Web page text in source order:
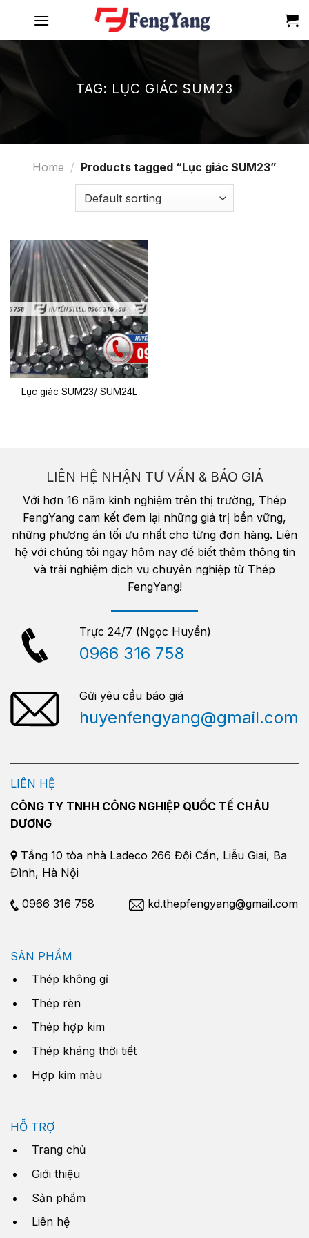
content
TAG: LỤC GIÁC SUM23
Home / Products tagged “Lục giác SUM23”
Lục giác SUM23/ SUM24L
LIÊN HỆ NHẬN TƯ VẤN & BÁO GIÁ
Với hơn 16 năm kinh nghiệm trên thị trường, Thép
FengYang cam kết đem lại những giá trị bền vững,
những phương án tối ưu nhất cho từng đơn hàng. Liên
hệ với chúng tôi ngay hôm nay để biết thêm thông tin
và trải nghiệm dịch vụ chuyên nghiệp từ Thép
FengYang!
Trực 24/7 (Ngọc Huyền)
0966 316 758
Gửi yêu cầu báo giá
huyenfengyang@gmail.com
LIÊN HỆ
CÔNG TY TNHH CÔNG NGHIỆP QUỐC TẾ CHÂU
DƯƠNG
Tầng 10 tòa nhà Ladeco 266 Đội Cấn, Liễu Giai, Ba
Đình, Hà Nội
0966 316 758 kd.thepfengyang@gmail.com
SẢN PHẨM
Thép không gỉ
Thép rèn
Thép hợp kim
Thép kháng thời tiết
Hợp kim màu
HỖ TRỢ
Trang chủ
Giới thiệu
Sản phẩm
Liên hệ